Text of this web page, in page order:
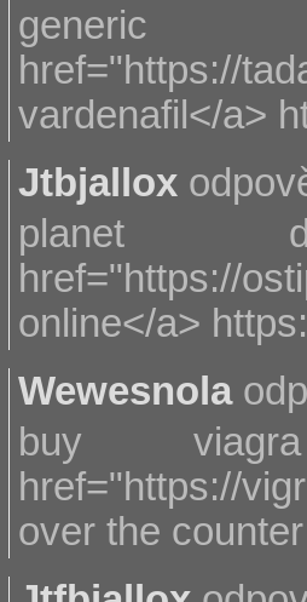
generic
vardenafil</a>
Jtbjallox
planet
href="https://
online</a>
Wewesnola
buy
href="https://
over the